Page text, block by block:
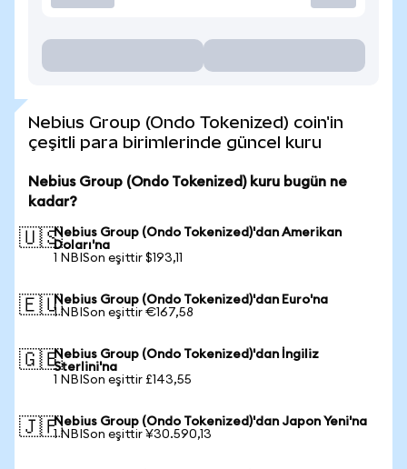
Nebius Group (Ondo Tokenized) coin'in
çeşitli para birimlerinde güncel kuru
Nebius Group (Ondo Tokenized) kuru bugün ne
kadar?
🇺🇸Nebius Group (Ondo Tokenized)'dan Amerikan
Doları'na
1 NBISon eşittir $193,11
🇪🇺Nebius Group (Ondo Tokenized)'dan Euro'na
1 NBISon eşittir €167,58
🇬🇧Nebius Group (Ondo Tokenized)'dan İngiliz
Sterlini'na
1 NBISon eşittir £143,55
🇯🇵Nebius Group (Ondo Tokenized)'dan Japon Yeni'na
1 NBISon eşittir ¥30.590,13